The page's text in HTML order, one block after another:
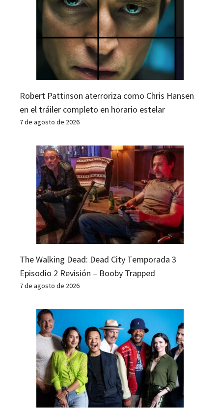
Robert Pattinson aterroriza como Chris Hansen
en el tráiler completo en horario estelar
7 de agosto de 2026
The Walking Dead: Dead City Temporada 3
Episodio 2 Revisión – Booby Trapped
7 de agosto de 2026